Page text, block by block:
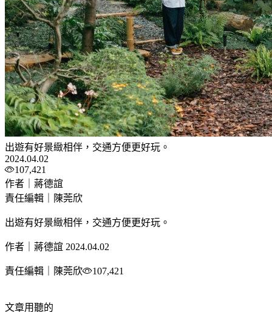
出遊有好景緻相伴，交通方便更好玩。
2024.04.02
107,421
作者｜蔣德誼
責任編輯｜陳莞欣
出遊有好景緻相伴，交通方便更好玩。
作者｜蔣德誼 2024.04.02
責任編輯｜陳莞欣 107,421
文章用聽的